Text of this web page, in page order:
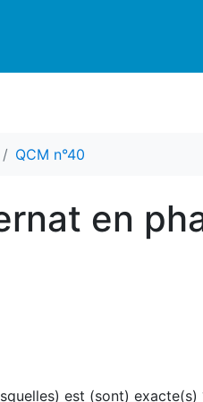
QCM n°40
en
est (sont) exacte(s)